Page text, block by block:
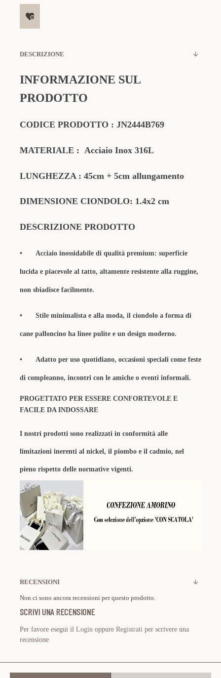
DESCRIZIONE
INFORMAZIONE SUL
PRODOTTO
CODICE PRODOTTO : JN2444B769
MATERIALE : Acciaio Inox 316L
LUNGHEZZA : 45cm + 5cm allungamento
DIMENSIONE CIONDOLO: 1.4x2 cm
DESCRIZIONE PRODOTTO
• Acciaio inossidabile di qualità premium: superficie
lucida e piacevole al tatto, altamente resistente alla ruggine,
non sbiadisce facilmente.
• Stile minimalista e alla moda, il ciondolo a forma di
cane palloncino ha linee pulite e un design moderno.
• Adatto per ​​uso quotidiano, occasioni speciali come feste
di compleanno, incontri con le amiche o eventi informali.
PROGETTATO PER ESSERE CONFORTEVOLE E
FACILE DA INDOSSARE
I nostri prodotti sono realizzati in conformità alle
limitazioni inerenti al nickel, il piombo e il cadmio, nel
pieno rispetto delle normative vigenti.
RECENSIONI
Non ci sono ancora recensioni per questo prodotto.
SCRIVI UNA RECENSIONE
Per favore esegui il Login oppure Registrati per scrivere una
recensione